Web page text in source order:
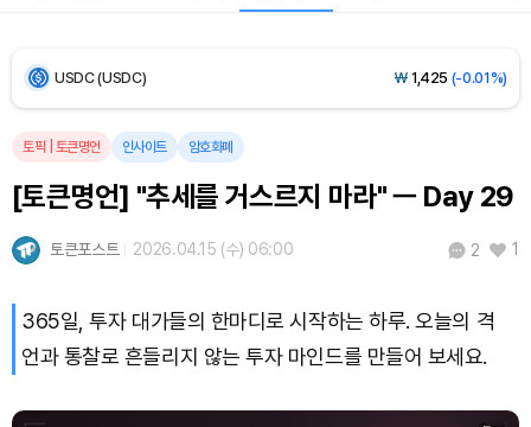
USDC (USDC) ₩ 1,425 (-0.01%)
XRP (XRP)
Solana (SOL) ₩104,454(+0.25%)
TRON (TRX) 466.3(+0.18%)
Hyperliquid (HYPE) ₩77,007(-3.95%)
토픽 토큰명언 인사이트 암호화폐
[토큰명언] "추세를 거스르지 마라" ㅡ Day 29
토큰포스트 2026.04.15 (수) 06:00 2 1
365일, 투자 대가들의 한마디로 시작하는 하루. 오늘의 격
언과 통찰로 흔들리지 않는 투자 마인드를 만들어 보세요.